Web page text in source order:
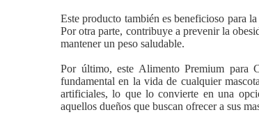
Este producto también es beneficioso para
Por otra parte, contribuye a prevenir la
mantener un peso saludable.
Por último, este Alimento Premium para
fundamental en la vida de cualquier
artificiales, lo que lo convierte en una
aquellos dueños que buscan ofrecer a sus